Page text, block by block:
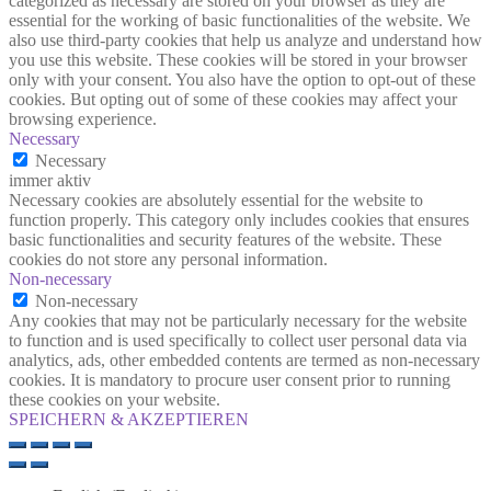
essential for the working of basic functionalities of the website. We
also use third-party cookies that help us analyze and understand how
you use this website. These cookies will be stored in your browser
only with your consent. You also have the option to opt-out of these
cookies. But opting out of some of these cookies may affect your
browsing experience.
Necessary
Necessary
immer aktiv
Necessary cookies are absolutely essential for the website to
function properly. This category only includes cookies that ensures
basic functionalities and security features of the website. These
cookies do not store any personal information.
Non-necessary
Non-necessary
Any cookies that may not be particularly necessary for the website
to function and is used specifically to collect user personal data via
analytics, ads, other embedded contents are termed as non-necessary
cookies. It is mandatory to procure user consent prior to running
these cookies on your website.
SPEICHERN & AKZEPTIEREN